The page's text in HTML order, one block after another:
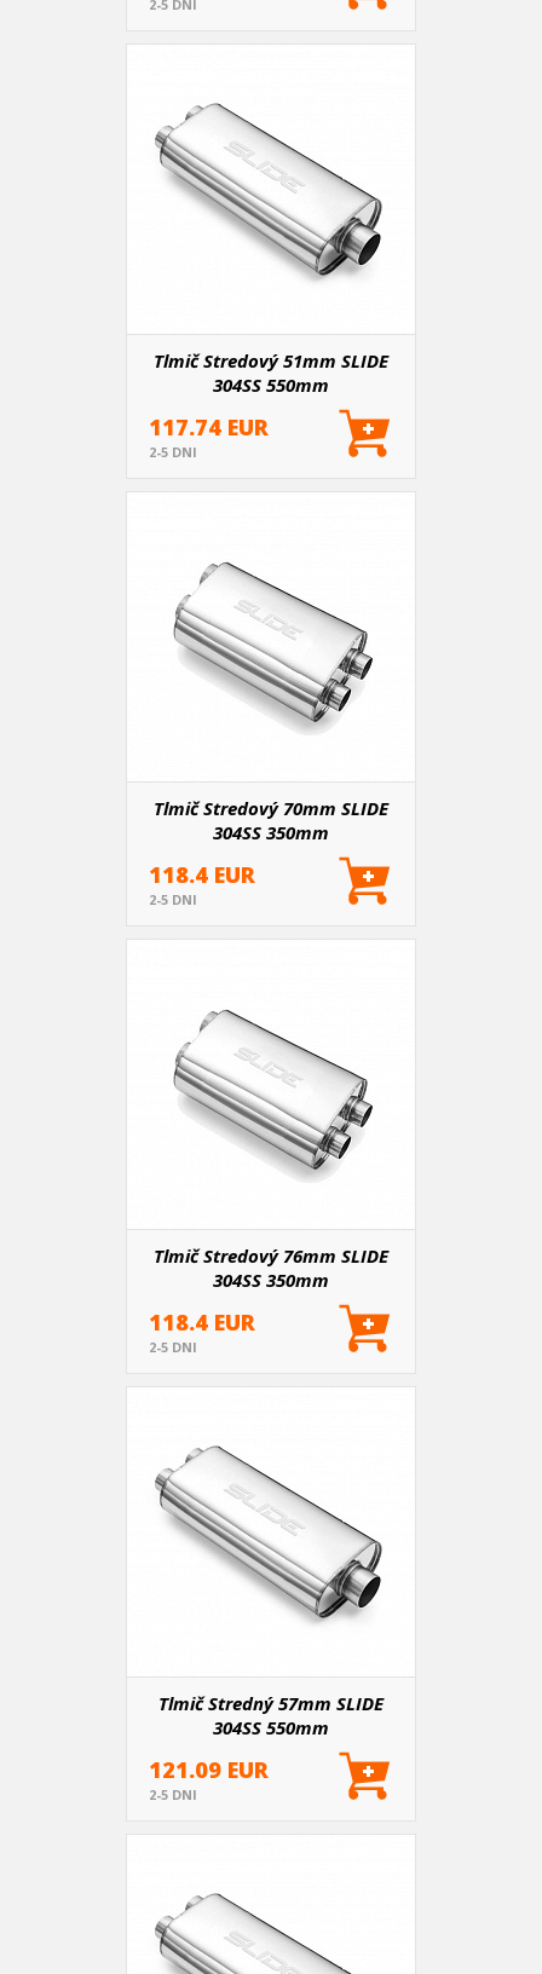
2-5 DNI
Tlmič Stredový 51mm SLIDE
304SS 550mm
117.74 EUR
2-5 DNI
Tlmič Stredový 70mm SLIDE
304SS 350mm
118.4 EUR
2-5 DNI
Tlmič Stredový 76mm SLIDE
304SS 350mm
118.4 EUR
2-5 DNI
Tlmič Stredný 57mm SLIDE
304SS 550mm
121.09 EUR
2-5 DNI